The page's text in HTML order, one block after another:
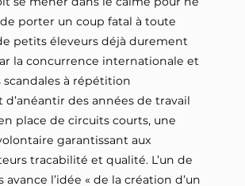
porter un coup fatal à toute
petits éleveurs déjà durement
la concurrence internationale et
scandales à répétition
d’anéantir des années de travail
place de circuits courts, une
garantissant aux
tracabilité et qualité. L’un de
avance l’idée « de la création d’un